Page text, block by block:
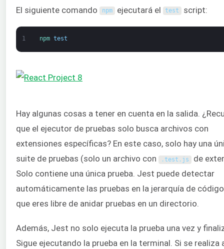
El siguiente comando npm ejecutará el test script:
1 npm test
Hay algunas cosas a tener en cuenta en la salida.
que el ejecutor de pruebas solo busca archivos con
extensiones específicas? En este caso, solo hay una
suite de pruebas (solo un archivo con
.test . js de
Solo contiene una única prueba. Jest puede detectar
automáticamente las pruebas en la jerarquía de
que eres libre de anidar pruebas en un directorio.
Además, Jest no solo ejecuta la prueba una vez y
Sigue ejecutando la prueba en la terminal. Si se realiza